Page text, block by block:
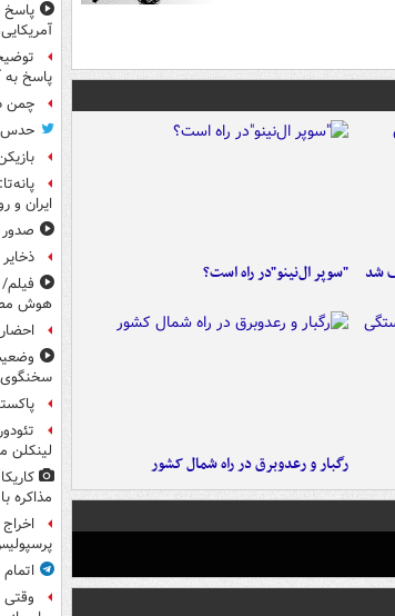
"سوپر ال‌نینو"در راه است؟
رگبار و رعدوبرق در راه شمال کشور
پاسخ
پاسخ به
چمن
حدس
ایران و
صدور
فیلم/
هوش
سخنگوی
لینکلن
مذاکره
وقتی